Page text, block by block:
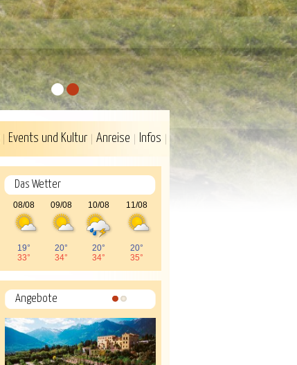
Events und Kultur Anreise Infos
Das Wetter
08/08
19°
33°
09/08
20°
34°
10/08
20°
34°
11/08
20°
35°
Angebote